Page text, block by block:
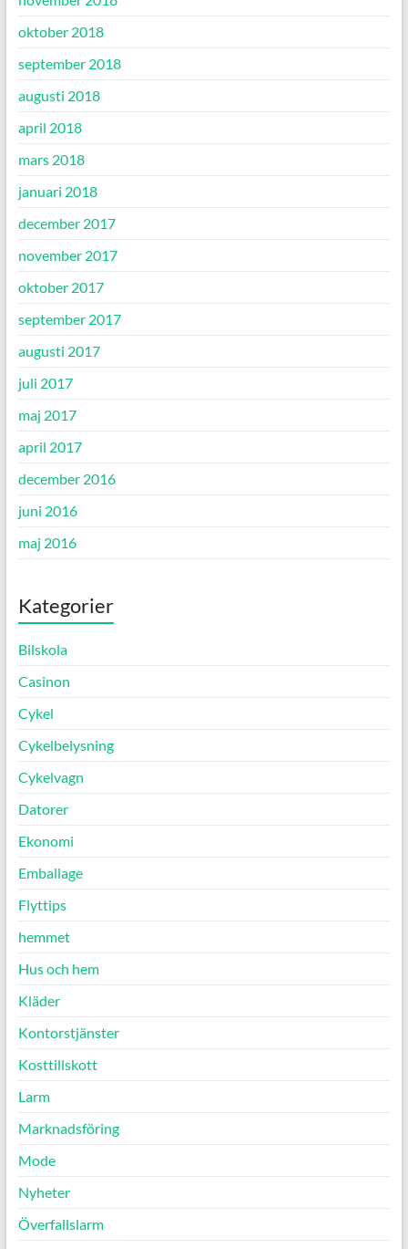
oktober 2018
september 2018
augusti 2018
april 2018
mars 2018
januari 2018
december 2017
november 2017
oktober 2017
september 2017
augusti 2017
juli 2017
maj 2017
april 2017
december 2016
juni 2016
maj 2016
Kategorier
Bilskola
Casinon
Cykel
Cykelbelysning
Cykelvagn
Datorer
Ekonomi
Emballage
Flyttips
hemmet
Hus och hem
Kläder
Kontorstjänster
Kosttillskott
Larm
Marknadsföring
Mode
Nyheter
Överfallslarm